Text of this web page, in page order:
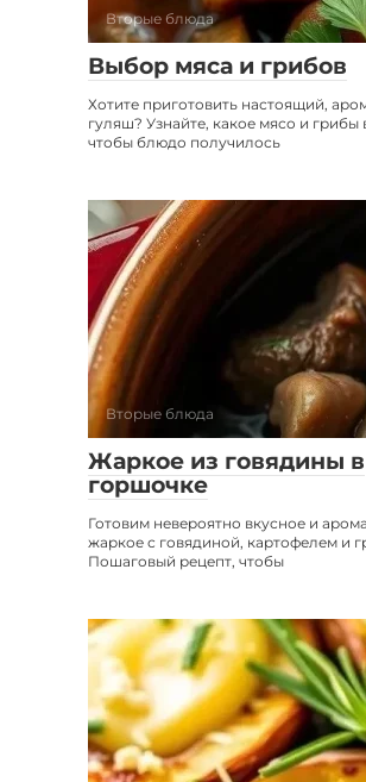
Вторые блюда
Выбор мяса и грибов
Хотите приготовить настоящий,
гуляш? Узнайте, какое мясо и грибы
чтобы блюдо получилось
Вторые блюда
Жаркое из говядины в
горшочке
Готовим невероятно вкусное и
жаркое с говядиной, картофелем и
Пошаговый рецепт, чтобы